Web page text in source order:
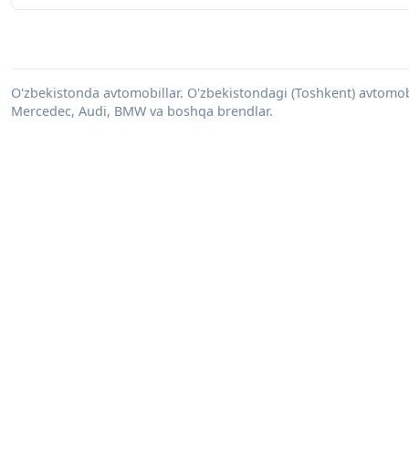
O'zbekistonda avtomobillar. O'zbekistondagi (Toshkent)
Mercedec, Audi, BMW va boshqa brendlar.